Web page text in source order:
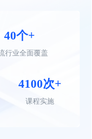
40个+
行业全面覆盖
4100次+
课程实施